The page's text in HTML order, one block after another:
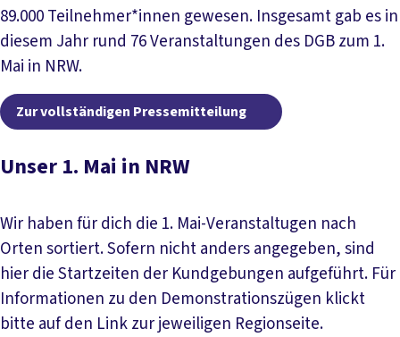
89.000 Teilnehmer*innen gewesen. Insgesamt gab es in
diesem Jahr rund 76 Veranstaltungen des DGB zum 1.
Mai in NRW.
Zur vollständigen Pressemitteilung
Unser 1. Mai in NRW
Wir haben für dich die 1. Mai-Veranstaltugen nach
Orten sortiert. Sofern nicht anders angegeben, sind
hier die Startzeiten der Kundgebungen aufgeführt. Für
Informationen zu den Demonstrationszügen klickt
bitte auf den Link zur jeweiligen Regionseite.